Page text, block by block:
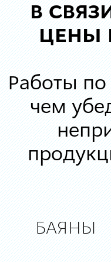
В
ЦЕНЫ
Работы по
чем
БАЯНЫ